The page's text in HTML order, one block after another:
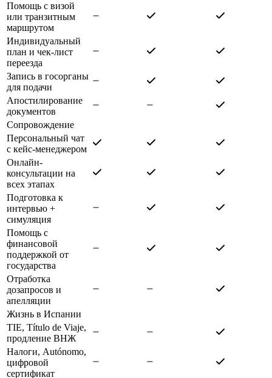
Помощь с визой
или транзитным
маршрутом
Индивидуальный
план и чек-лист
переезда
Запись в госорганы
для подачи
Апостилирование
документов
Сопровождение
Персональный чат
с кейс-менеджером
Онлайн-
консультации на
всех этапах
Подготовка к
интервью +
симуляция
Помощь с
финансовой
поддержкой от
государства
Отработка
дозапросов и
апелляции
Жизнь в Испании
TIE, Título de Viaje,
продление ВНЖ
Налоги, Autónomo,
цифровой
сертификат